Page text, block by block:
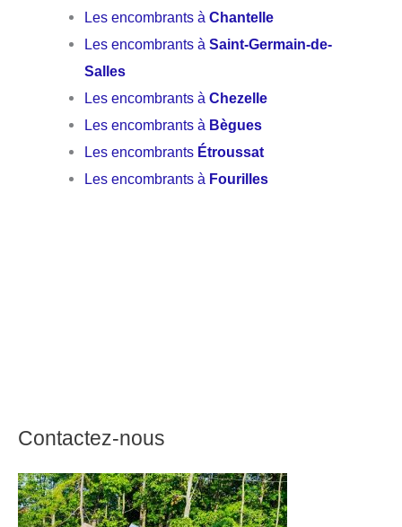
Les encombrants àChantelle
Les encombrants àSaint-Germain-de-
Salles
Les encombrants àChezelle
Les encombrants à Bègues
Les encombrants Étroussat
Les encombrants à Fourilles
Contactez-nous